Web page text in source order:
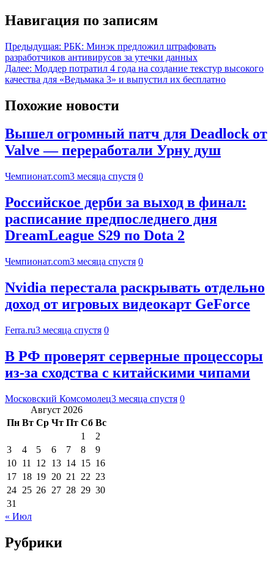
Навигация по записям
Предыдущая: РБК: Минэк предложил штрафовать
разработчиков антивирусов за утечки данных
Далее: Моддер потратил 4 года на создание текстур высокого
качества для «Ведьмака 3» и выпустил их бесплатно
Похожие новости
Вышел огромный патч для Deadlock от
Valve — переработали Урну душ
Чемпионат.com3 месяца спустя 0
Российское дерби за выход в финал:
расписание предпоследнего дня
DreamLeague S29 по Dota 2
Чемпионат.com3 месяца спустя 0
Nvidia перестала раскрывать отдельно
доход от игровых видеокарт GeForce
Ferra.ru3 месяца спустя 0
В РФ проверят серверные процессоры
из-за сходства с китайскими чипами
Московский Комсомолец3 месяца спустя 0
Август 2026
Пн Вт Ср Чт Пт Сб Вс
1
2
3
4 5 6 7 8
9
10 11 12 13 14 15 16
17 18 19 20 21 22 23
24 25 26 27 28 29 30
31
« Июл
Рубрики